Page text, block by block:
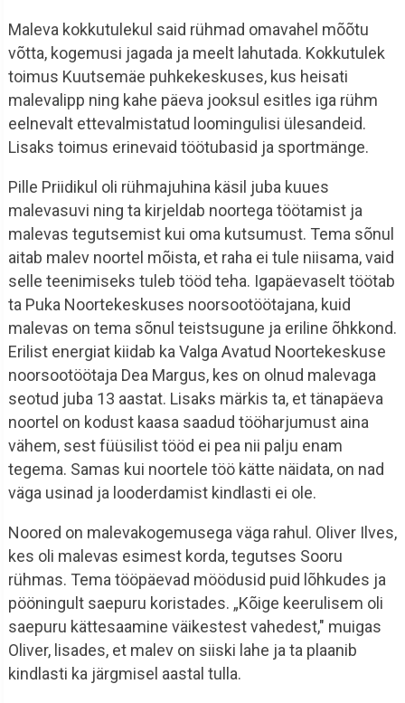
Maleva kokkutulekul said rühmad omavahel mõõtu
võtta, kogemusi jagada ja meelt lahutada. Kokkutulek
toimus Kuutsemäe puhkekeskuses, kus heisati
malevalipp ning kahe päeva jooksul esitles iga rühm
eelnevalt ettevalmistatud loomingulisi ülesandeid.
Lisaks toimus erinevaid töötubasid ja sportmänge.
Pille Priidikul oli rühmajuhina käsil juba kuues
malevasuvi ning ta kirjeldab noortega töötamist ja
malevas tegutsemist kui oma kutsumust. Tema sõnul
aitab malev noortel mõista, et raha ei tule niisama, vaid
selle teenimiseks tuleb tööd teha. Igapäevaselt töötab
ta Puka Noortekeskuses noorsootöötajana, kuid
malevas on tema sõnul teistsugune ja eriline õhkkond.
Erilist energiat kiidab ka Valga Avatud Noortekeskuse
noorsootöötaja Dea Margus, kes on olnud malevaga
seotud juba 13 aastat. Lisaks märkis ta, et tänapäeva
noortel on kodust kaasa saadud tööharjumust aina
vähem, sest füüsilist tööd ei pea nii palju enam
tegema. Samas kui noortele töö kätte näidata, on nad
väga usinad ja looderdamist kindlasti ei ole.
Noored on malevakogemusega väga rahul. Oliver Ilves,
kes oli malevas esimest korda, tegutses Sooru
rühmas. Tema tööpäevad möödusid puid lõhkudes ja
pööningult saepuru koristades. „Kõige keerulisem oli
saepuru kättesaamine väikestest vahedest," muigas
Oliver, lisades, et malev on siiski lahe ja ta plaanib
kindlasti ka järgmisel aastal tulla.